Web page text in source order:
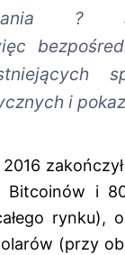
?
i
Bitcoinów i
rynku),
(przy